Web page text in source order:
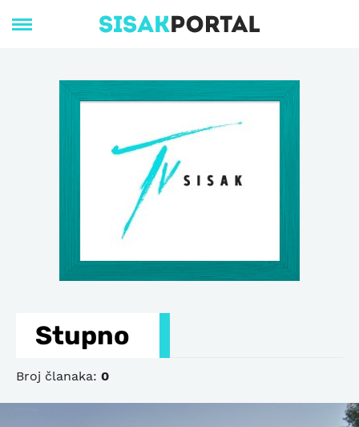
Stupno
Broj članaka: 0